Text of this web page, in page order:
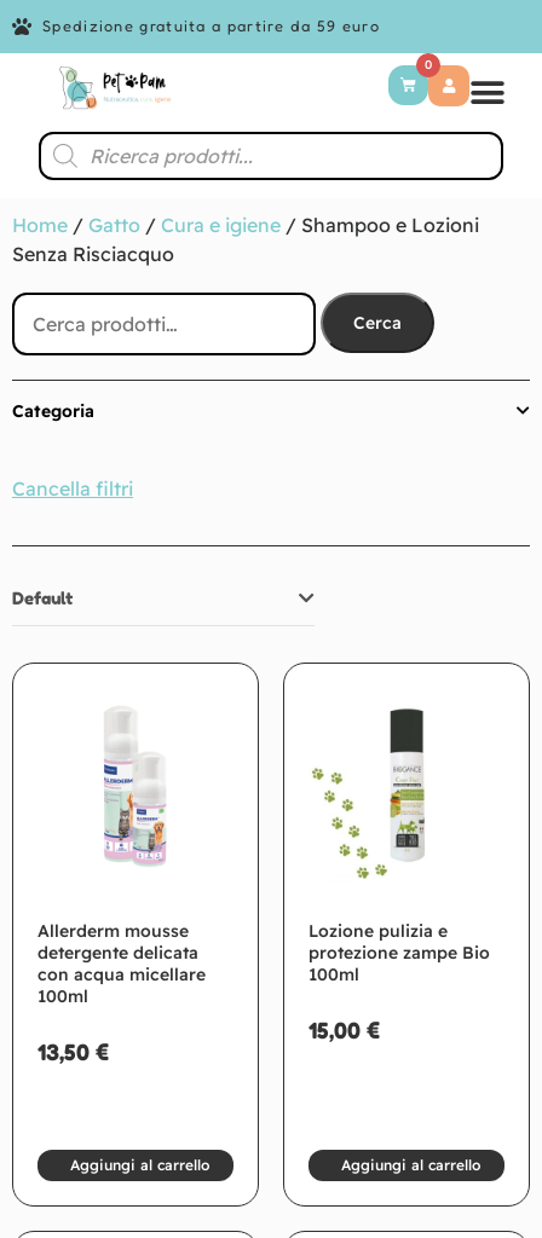
Spedizione gratuita a partire da 59 euro
0
Home / Gatto / Cura e igiene / Shampoo e Lozioni
Senza Risciacquo
Cerca
Categoria
Cancella filtri
Default
Allerderm mousse
detergente delicata
con acqua micellare
100ml
13,50 €
Aggiungi al carrello
Lozione pulizia e
protezione zampe Bio
100ml
15,00 €
Aggiungi al carrello